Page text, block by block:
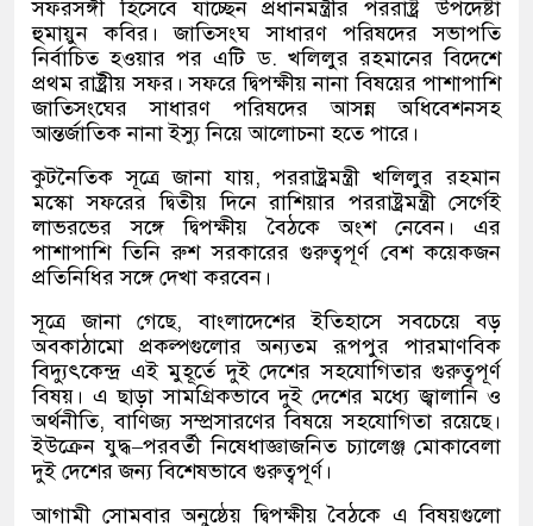
সফরসঙ্গী হিসেবে যাচ্ছেন প্রধানমন্ত্রীর পররাষ্ট্র উপদেষ্টা
হুমায়ুন কবির। জাতিসংঘ সাধারণ পরিষদের সভাপতি
নির্বাচিত হওয়ার পর এটি ড. খলিলুর রহমানের বিদেশে
প্রথম রাষ্ট্রীয় সফর। সফরে দ্বিপক্ষীয় নানা বিষয়ের পাশাপাশি
জাতিসংঘের সাধারণ পরিষদের আসন্ন অধিবেশনসহ
আন্তর্জাতিক নানা ইস্যু নিয়ে আলোচনা হতে পারে।
কুটনৈতিক সূত্রে জানা যায়,পররাষ্ট্রমন্ত্রী খলিলুর রহমান
মস্কো সফরের দ্বিতীয় দিনে রাশিয়ার পররাষ্ট্রমন্ত্রী সের্গেই
লাভরভের সঙ্গে দ্বিপক্ষীয় বৈঠকে অংশ নেবেন। এর
পাশাপাশি তিনি রুশ সরকারের গুরুত্বপূর্ণ বেশ কয়েকজন
প্রতিনিধির সঙ্গে দেখা করবেন।
সূত্রে জানা গেছে,বাংলাদেশের ইতিহাসে সবচেয়ে বড়
অবকাঠামো প্রকল্পগুলোর অন্যতম রূপপুর পারমাণবিক
বিদ্যুৎকেন্দ্র এই মুহূর্তে দুই দেশের সহযোগিতার গুরুত্বপূর্ণ
বিষয়। এ ছাড়া সামগ্রিকভাবে দুই দেশের মধ্যে জ্বালানি ও
অর্থনীতি,বাণিজ্য সম্প্রসারণের বিষয়ে সহযোগিতা রয়েছে।
ইউক্রেন যুদ্ধ–পরবর্তী নিষেধাজ্ঞাজনিত চ্যালেঞ্জ মোকাবেলা
দুই দেশের জন্য বিশেষভাবে গুরুত্বপূর্ণ।
আগামী সোমবার অনুষ্ঠেয় দ্বিপক্ষীয় বৈঠকে এ বিষয়গুলো